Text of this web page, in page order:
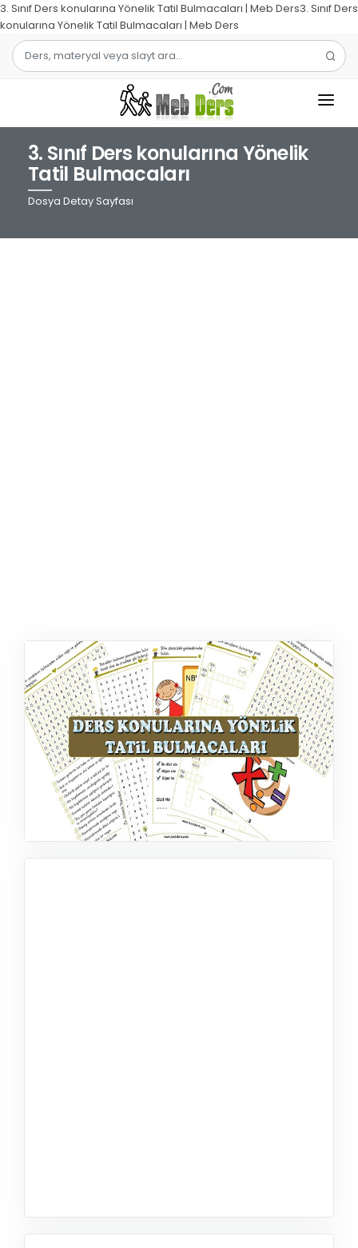
3. Sınıf Ders konularına Yönelik Tatil Bulmacaları | Meb Ders3. Sınıf Ders
konularına Yönelik Tatil Bulmacaları | Meb Ders
1.SINIF
2.SINIF
3. Sınıf Ders konularına Yönelik
Tatil Bulmacaları
Dosya Detay Sayfası